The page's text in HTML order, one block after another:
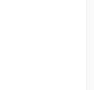
site işlevleri için
çalışmaz ve